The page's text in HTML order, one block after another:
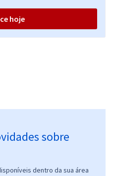
hoje
sobre
dentro da sua área